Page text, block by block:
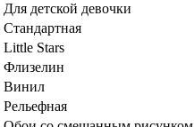
Для детской девочки
Стандартная
Little Stars
Флизелин
Винил
Рельефная